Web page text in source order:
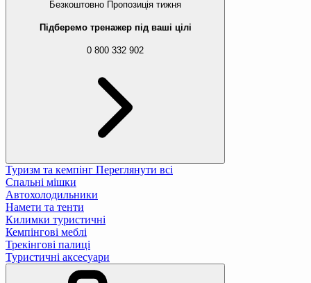
Безкоштовно Пропозиція тижня
Підберемо тренажер під ваші цілі
0 800 332 902
Туризм та кемпінг Переглянути всі
Спальні мішки
Автохолодильники
Намети та тенти
Килимки туристичні
Кемпінгові меблі
Трекінгові палиці
Туристичні аксесуари